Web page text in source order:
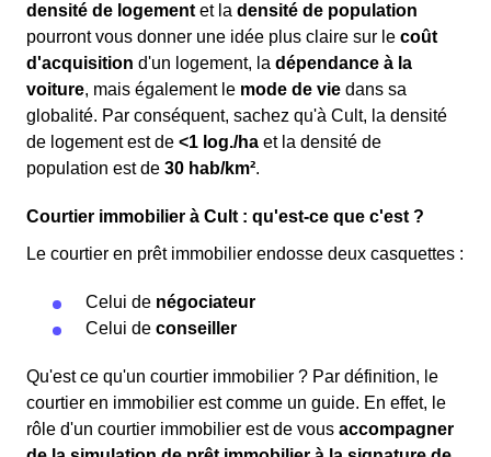
densité de logement et la densité de population
pourront vous donner une idée plus claire sur le coût
d'acquisition d'un logement, la dépendance à la
voiture, mais également le mode de vie dans sa
globalité. Par conséquent, sachez qu'à Cult, la densité
de logement est de <1 log./ha et la densité de
population est de 30 hab/km².
Courtier immobilier à Cult : qu'est-ce que c'est ?
Le courtier en prêt immobilier endosse deux casquettes :
Celui de négociateur
Celui de conseiller
Qu'est ce qu'un courtier immobilier ? Par définition, le
courtier en immobilier est comme un guide. En effet, le
rôle d'un courtier immobilier est de vous accompagner